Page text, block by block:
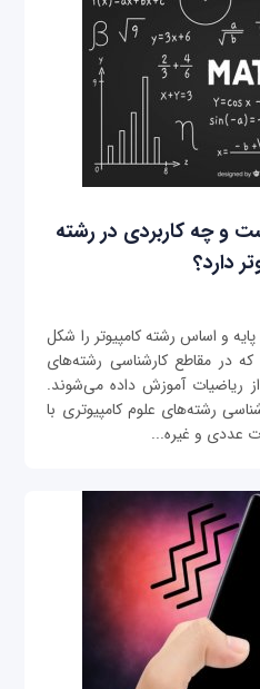
و چه کاربردی در رشته
دارد؟
و اساس رشته کامپیوتر را شکل
در مقاطع کارشناسی رشته‌های
ریاضیات آموزش داده می‌شوند.
رشته‌های علوم کامپیوتری با
عددی و غیره...